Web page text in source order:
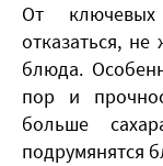
От
отказаться, не
блюда.
пор и
больше
подрумянятся